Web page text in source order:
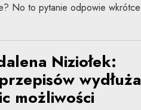
No to pytanie odpowie wkrótce
Niziołek:
wydłuża
możliwości